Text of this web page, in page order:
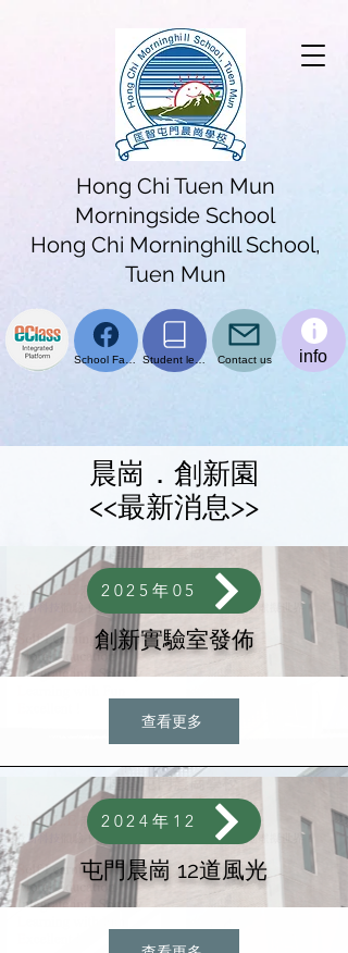
Hong Chi Tuen Mun
Morningside School
Hong Chi Morninghill School,
Tuen Mun
School Facebook page Student learning platform Contact us info
​晨崗．創新園
​<<最新消息>>
2025年05
​創新實驗室發佈
查看更多
2024年12
屯門晨崗 12道風光